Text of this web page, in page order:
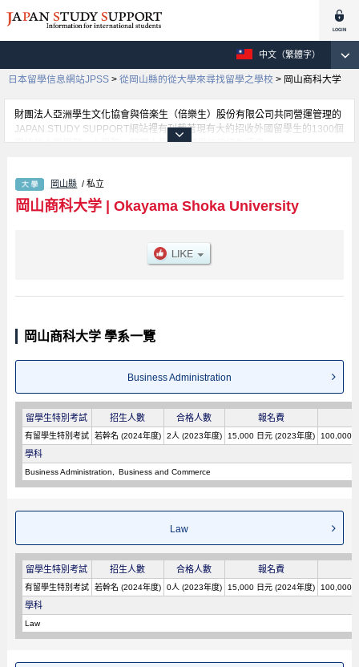
中文（繁體字）
日本留學信息網站JPSS > 從岡山縣的從大學來尋找留學之學校 > 岡山商科大学
財團法人亞洲學生文化協會與倍楽生（倍樂生）股份有限公司共同營運管理的
JAPAN STUDY SUPPORT網站裡有刊載著現有大約招收外國留學生的1300個
學校的大學學部、大學院、短期大學、專門學校的招生訊息。
人數等考試資訊、設施介紹、聯絡方式等對外國留學生是必要之訊息都刊載於
此，請務必查閱及利用此網站。
岡山縣 / 私立
岡山商科大学| Okayama Shoka University
岡山商科大学 學系一覽
Business Administration
留學生特別考試 招生人數 合格人數 報名費
有留學生特別考試 若幹名 (2024年度) 2人 (2023年度) 15,000 日元 (2023年度) 100,000
學科
Business Administration Business and Commerce
Law
留學生特別考試 招生人數 合格人數 報名費
有留學生特別考試 若幹名 (2024年度) 0人 (2023年度) 15,000 日元 (2024年度) 100,000
學科
Law